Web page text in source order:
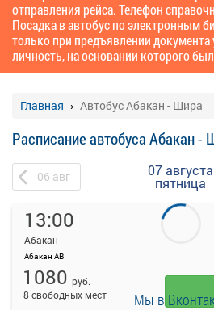
отправления рейса. Телефон
Посадка в автобус по электронным
только при предъявлении
личность, на основании которого
Главная Автобус Абакан - Шира
Расписание автобуса Абакан -
06 авг 07 августа
пятница
13:00
Абакан
Абакан АВ
1080 руб.
8 свободных мест
Мы в